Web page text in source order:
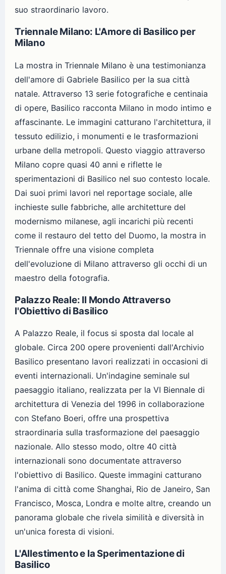
suo straordinario lavoro.
Triennale Milano: L'Amore di Basilico per
Milano
La mostra in Triennale Milano è una testimonianza
dell'amore di Gabriele Basilico per la sua città
natale. Attraverso 13 serie fotografiche e centinaia
di opere, Basilico racconta Milano in modo intimo e
affascinante. Le immagini catturano l'architettura, il
tessuto edilizio, i monumenti e le trasformazioni
urbane della metropoli. Questo viaggio attraverso
Milano copre quasi 40 anni e riflette le
sperimentazioni di Basilico nel suo contesto locale.
Dai suoi primi lavori nel reportage sociale, alle
inchieste sulle fabbriche, alle architetture del
modernismo milanese, agli incarichi più recenti
come il restauro del tetto del Duomo, la mostra in
Triennale offre una visione completa
dell'evoluzione di Milano attraverso gli occhi di un
maestro della fotografia.
Palazzo Reale: Il Mondo Attraverso
l'Obiettivo di Basilico
A Palazzo Reale, il focus si sposta dal locale al
globale. Circa 200 opere provenienti dall'Archivio
Basilico presentano lavori realizzati in occasioni di
eventi internazionali. Un'indagine seminale sul
paesaggio italiano, realizzata per la VI Biennale di
architettura di Venezia del 1996 in collaborazione
con Stefano Boeri, offre una prospettiva
straordinaria sulla trasformazione del paesaggio
nazionale. Allo stesso modo, oltre 40 città
internazionali sono documentate attraverso
l'obiettivo di Basilico. Queste immagini catturano
l'anima di città come Shanghai, Rio de Janeiro, San
Francisco, Mosca, Londra e molte altre, creando un
panorama globale che rivela similità e diversità in
un'unica foresta di visioni.
L'Allestimento e la Sperimentazione di
Basilico